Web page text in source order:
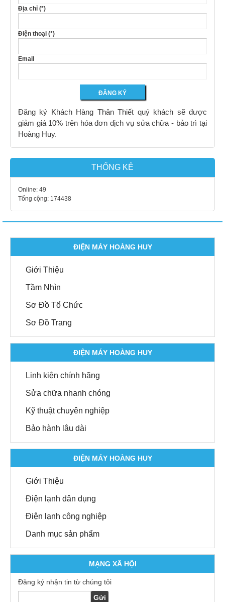
Địa chỉ (*)
Điện thoại (*)
Email
Đăng ký Khách Hàng Thân Thiết quý khách sẽ được
giảm giá 10% trên hóa đơn dịch vụ sửa chữa - bảo trì tại
Hoàng Huy.
THỐNG KÊ
Online: 49
Tổng cộng: 174438
ĐIỆN MÁY HOÀNG HUY
Giới Thiệu
Tầm Nhìn
Sơ Đồ Tổ Chức
Sơ Đồ Trang
ĐIỆN MÁY HOÀNG HUY
Linh kiện chính hãng
Sửa chữa nhanh chóng
Kỹ thuật chuyên nghiệp
Bảo hành lâu dài
ĐIỆN MÁY HOÀNG HUY
Giới Thiệu
Điện lạnh dân dụng
Điện lạnh công nghiệp
Danh mục sản phẩm
MẠNG XÃ HỘI
Đăng ký nhận tin từ chúng tôi